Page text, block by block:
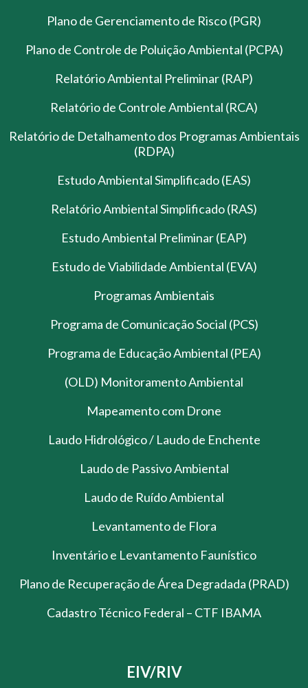
Plano de Gerenciamento de Risco (PGR)
Plano de Controle de Poluição Ambiental (PCPA)
Relatório Ambiental Preliminar (RAP)
Relatório de Controle Ambiental (RCA)
Relatório de Detalhamento dos Programas Ambientais
(RDPA)
Estudo Ambiental Simplificado (EAS)
Relatório Ambiental Simplificado (RAS)
Estudo Ambiental Preliminar (EAP)
Estudo de Viabilidade Ambiental (EVA)
Programas Ambientais
Programa de Comunicação Social (PCS)
Programa de Educação Ambiental (PEA)
(OLD) Monitoramento Ambiental
Mapeamento com Drone
Laudo Hidrológico / Laudo de Enchente
Laudo de Passivo Ambiental
Laudo de Ruído Ambiental
Levantamento de Flora
Inventário e Levantamento Faunístico
Plano de Recuperação de Área Degradada (PRAD)
Cadastro Técnico Federal – CTF IBAMA
EIV/RIV